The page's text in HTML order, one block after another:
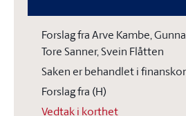
Forslag fra Arve Kambe,
Tore Sanner, Svein Flåtten
Saken er behandlet i
Forslag fra (H)
Vedtak i korthet